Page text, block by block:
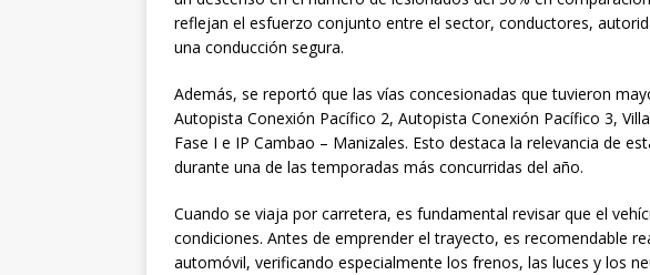
reflejan el esfuerzo conjunto entre el sector, conductores,
una conducción segura.
Además, se reportó que las vías concesionadas que tuvieron
Autopista Conexión Pacífico 2, Autopista Conexión Pacífico 3,
Fase I e IP Cambao – Manizales. Esto destaca la relevancia de
durante una de las temporadas más concurridas del año.
Cuando se viaja por carretera, es fundamental revisar que el
condiciones. Antes de emprender el trayecto, es recomendable
automóvil, verificando especialmente los frenos, las luces y los